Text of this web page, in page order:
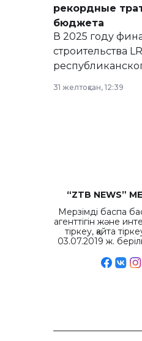
рекордные
бюджета
В 2025 году
строительства
31 желтоқсан, 12:39
“ZTB NEWS”
Мерзімді баспа
агенттігін және
тіркеу, қайта
03.07.2019 ж.